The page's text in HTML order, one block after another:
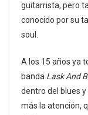
guitarrista, pero
conocido por su
soul.
A los 15 años ya
banda Lask And
dentro del blues
más la atención,